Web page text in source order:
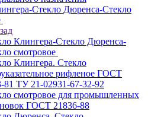
Стекло Дюренса-Стекло
Клингера-Стекло Дюренса-
смотровое
Клингера. Стекло
рифленое ГОСТ
81 ТУ 21-02931-67-32-92
смотровое для промышленных
ГОСТ 21836-88